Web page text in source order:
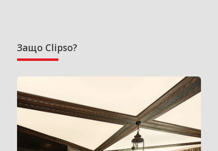
Защо Clipso?